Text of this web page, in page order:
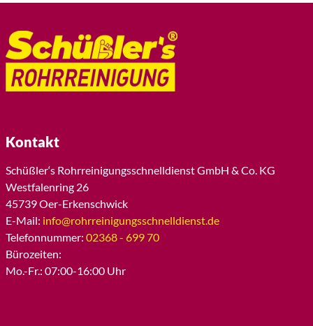
Kontakt
Schüßler‘s Rohrreinigungsschnelldienst GmbH & Co. KG
Westfalenring 26
45739 Oer-Erkenschwick
E-Mail: info@rohrreinigungsschnelldienst.de
Telefonnummer: 02368 - 699 70
Bürozeiten:
Mo.-Fr.: 07:00-16:00 Uhr